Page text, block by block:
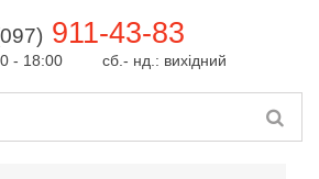
911-43-83
- 18:00 сб.- нд.: вихідний